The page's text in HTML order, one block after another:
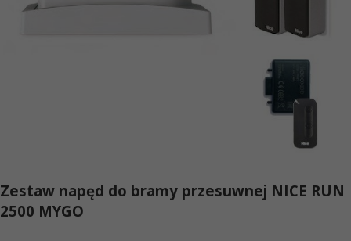
Zestaw napęd do bramy przesuwnej NICE RUN
2500 MYGO